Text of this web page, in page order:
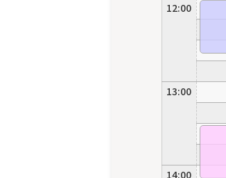
12:00
13:00
14:00